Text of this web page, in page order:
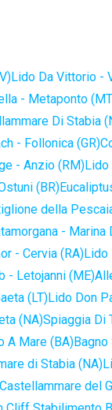
Lido Da Vittorio -
- Metaponto
Di Stabia
- Follonica (GR)
- Anzio (RM)Lido
(BR)
della
- Marina
- Cervia (RA)Lido
- Letojanni (ME)
(LT)Lido Don
(NA)Spiaggia Di
A Mare (BA)
di Stabia (NA)
del